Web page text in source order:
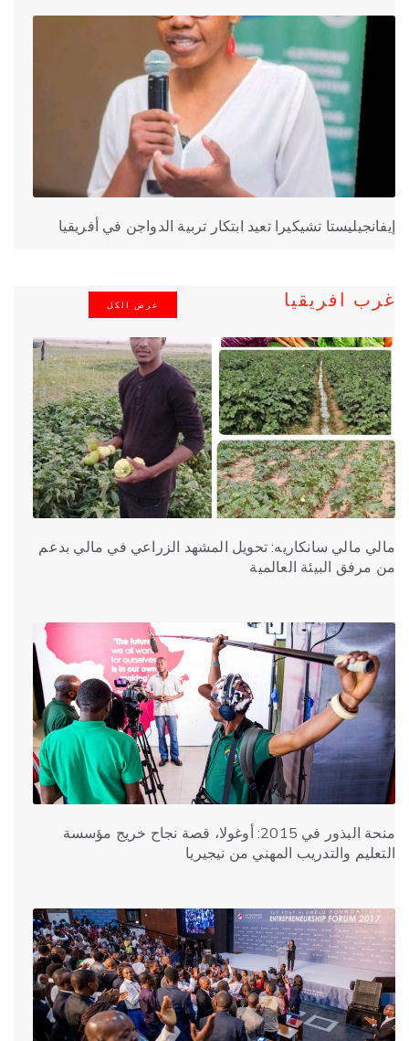
إيفانجيليستا تشيكيرا تعيد ابتكار تربية الدواجن في أفريقيا
غرب افريقيا عرض الكل
مالي مالي سانكاريه: تحويل المشهد الزراعي في مالي بدعم
من مرفق البيئة العالمية
منحة البذور في 2015: أوغولا، قصة نجاح خريج مؤسسة
التعليم والتدريب المهني من نيجيريا